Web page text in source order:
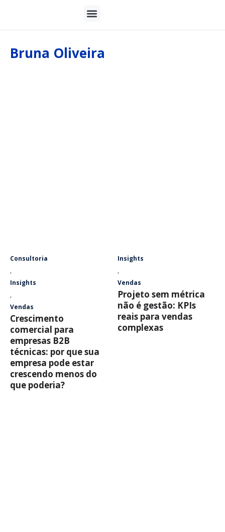
Bruna Oliveira
Consultoria
,
Insights
,
Vendas
Crescimento
comercial para
empresas B2B
técnicas: por que sua
empresa pode estar
crescendo menos do
que poderia?
Insights
,
Vendas
Projeto sem métrica
não é gestão: KPIs
reais para vendas
complexas